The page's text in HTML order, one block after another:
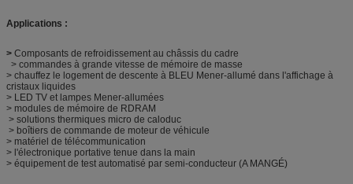
Applications :
> Composants de refroidissement au châssis du cadre
> commandes à grande vitesse de mémoire de masse
> chauffez le logement de descente à BLEU Mener-allumé dans l'affichage à
cristaux liquides
> LED TV et lampes Mener-allumées
> modules de mémoire de RDRAM
> solutions thermiques micro de caloduc
> boîtiers de commande de moteur de véhicule
> matériel de télécommunication
> l'électronique portative tenue dans la main
> équipement de test automatisé par semi-conducteur (A MANGÉ)